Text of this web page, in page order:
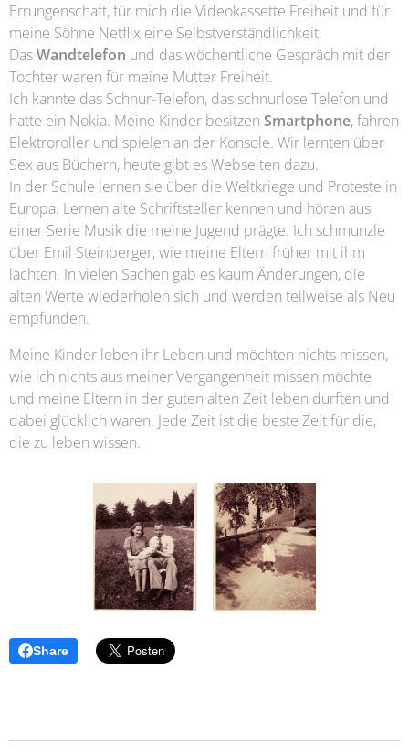
Errungenschaft, für mich die Videokassette Freiheit und für
meine Söhne Netflix eine Selbstverständlichkeit.
DasWandtelefon und das wöchentliche Gespräch mit der
Tochter waren für meine Mutter Freiheit.
Ich kannte das Schnur-Telefon, das schnurlose Telefon und
hatte ein Nokia. Meine Kinder besitzen Smartphone, fahren
Elektroroller und spielen an der Konsole. Wir lernten über
Sex aus Büchern, heute gibt es Webseiten dazu.
In der Schule lernen sie über die Weltkriege und Proteste in
Europa. Lernen alte Schriftsteller kennen und hören aus
einer Serie Musik die meine Jugend prägte. Ich schmunzle
über Emil Steinberger, wie meine Eltern früher mit ihm
lachten. In vielen Sachen gab es kaum Änderungen, die
alten Werte wiederholen sich und werden teilweise als Neu
empfunden.
Meine Kinder leben ihr Leben und möchten nichts missen,
wie ich nichts aus meiner Vergangenheit missen möchte
und meine Eltern in der guten alten Zeit leben durften und
dabei glücklich waren. Jede Zeit ist die beste Zeit für die,
die zu leben wissen.
Share